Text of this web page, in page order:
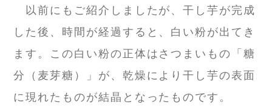
以前にもご紹介しましたが、干し芋が完成
した後、時間が経過すると、白い粉が出てき
ます。この白い粉の正体はさつまいもの「糖
分（麦芽糖）」が、乾燥により干し芋の表面
に現れたものが結晶となったものです。